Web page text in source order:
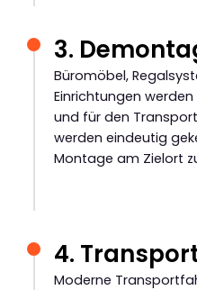
3.
Büromöbel,
Einrichtungen
und für den
werden eindeutig
Montage am Zielort
4.
Moderne